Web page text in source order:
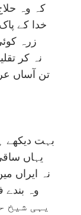
کہ وہ
خدا کے
زرہ
نہ کر
تن آساں
بہت ديکھے
يہاں
نہ ايراں
وہ
يہی شيخ